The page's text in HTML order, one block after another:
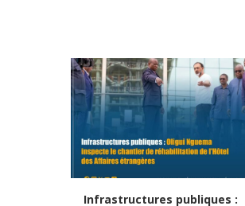
Infrastructures publiques :